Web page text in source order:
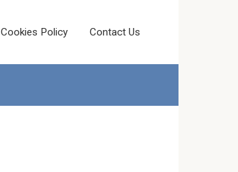
Cookies Policy Contact Us